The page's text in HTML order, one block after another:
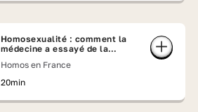
Homosexualité : comment la
médecine a essayé de la
Homos en France
20min